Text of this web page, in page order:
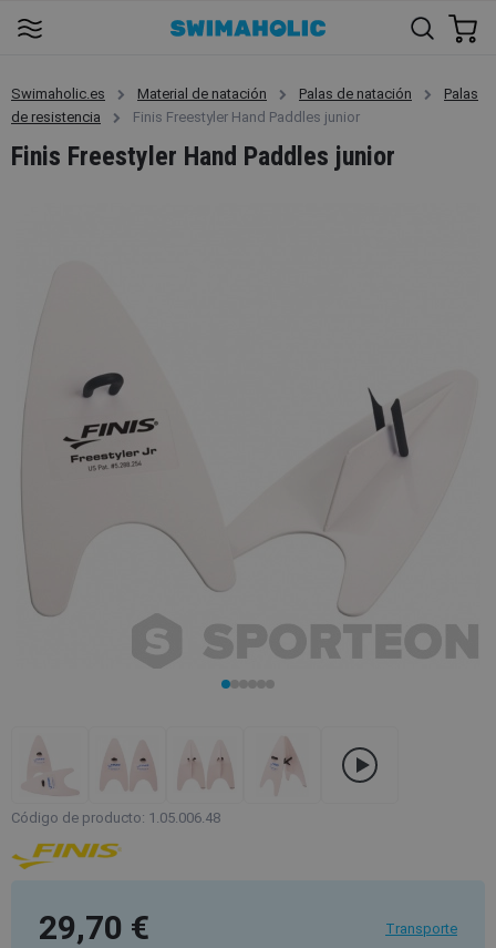
Swimaholic.es Material de natación Palas de natación
Palas
de resistencia
Finis Freestyler Hand Paddles junior
Finis Freestyler Hand Paddles junior
Código de producto: 1.05.006.48
29,70 € Transporte